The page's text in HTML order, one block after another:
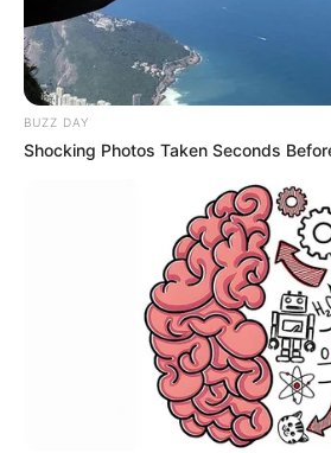
BUZZ DAY
Shocking Photos Taken Seconds